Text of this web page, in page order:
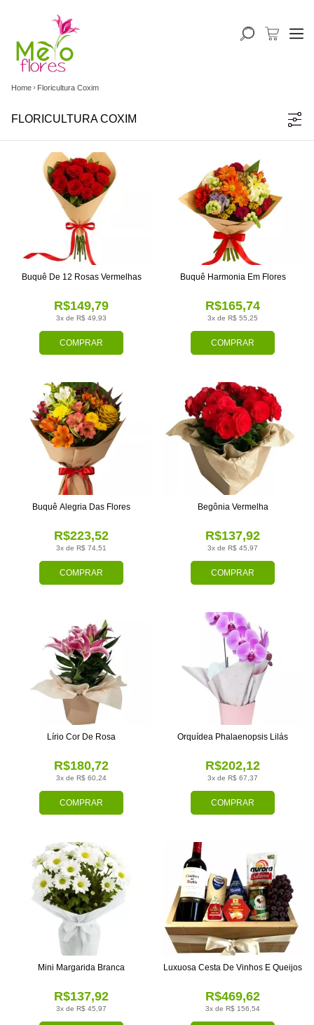
Home Floricultura Coxim
FLORICULTURA COXIM
COMPRAR
3x de R$ 49,93
R$149,79
Buquê De 12 Rosas Vermelhas
COMPRAR
3x de R$ 55,25
R$165,74
Buquê Harmonia Em Flores
COMPRAR
3x de R$ 74,51
R$223,52
Buquê Alegria Das Flores
COMPRAR
3x de R$ 45,97
R$137,92
Begônia Vermelha
COMPRAR
3x de R$ 60,24
R$180,72
Lírio Cor De Rosa
COMPRAR
3x de R$ 67,37
R$202,12
Orquídea Phalaenopsis Lilás
3x de R$ 45,97
R$137,92
Mini Margarida Branca
3x de R$ 156,54
R$469,62
Luxuosa Cesta De Vinhos E Queijos